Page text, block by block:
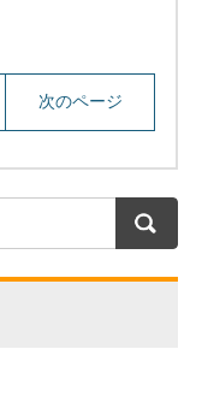
次のページ